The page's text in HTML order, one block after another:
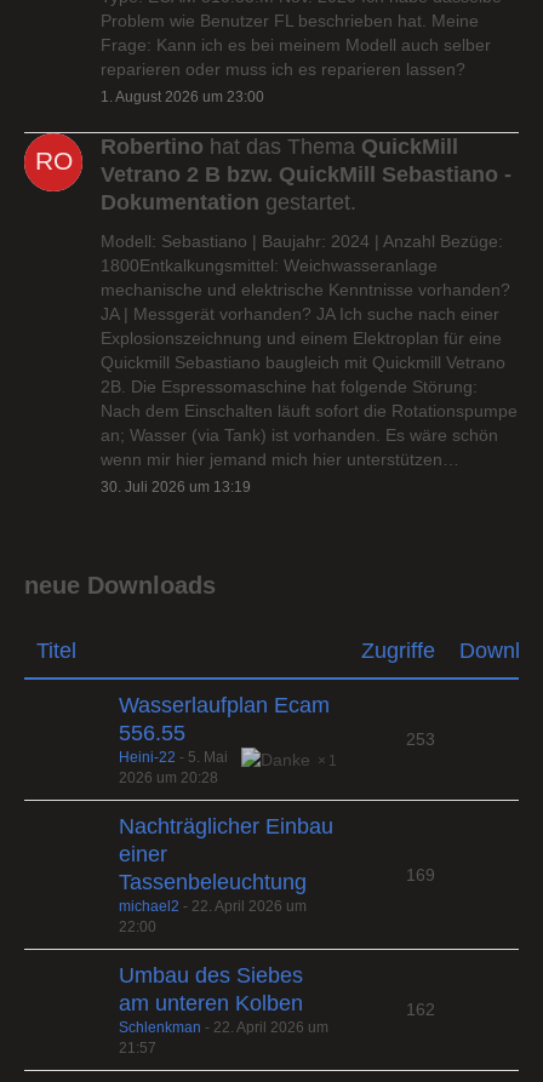
Problem wie Benutzer FL beschrieben hat. Meine
Frage: Kann ich es bei meinem Modell auch selber
reparieren oder muss ich es reparieren lassen?
1. August 2026 um 23:00
Robertino hat das Thema QuickMill
Vetrano 2 B bzw. QuickMill Sebastiano -
Dokumentation gestartet.
Modell: Sebastiano | Baujahr: 2024 | Anzahl Bezüge:
1800Entkalkungsmittel: Weichwasseranlage
mechanische und elektrische Kenntnisse vorhanden?
JA | Messgerät vorhanden? JA Ich suche nach einer
Explosionszeichnung und einem Elektroplan für eine
Quickmill Sebastiano baugleich mit Quickmill Vetrano
2B. Die Espressomaschine hat folgende Störung:
Nach dem Einschalten läuft sofort die Rotationspumpe
an; Wasser (via Tank) ist vorhanden. Es wäre schön
wenn mir hier jemand mich hier unterstützen…
30. Juli 2026 um 13:19
neue Downloads
Titel Zugriffe
Wasserlaufplan Ecam
556.55
1
Heini-22 - 5. Mai
2026 um 20:28
253
Nachträglicher Einbau
einer
Tassenbeleuchtung
michael2 - 22. April 2026 um
22:00
169
Umbau des Siebes
am unteren Kolben
Schlenkman - 22. April 2026 um
21:57
162